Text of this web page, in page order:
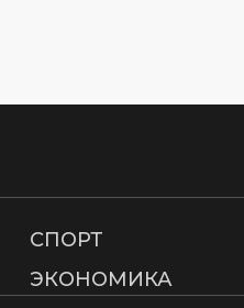
СПОРТ
ЭКОНОМИКА